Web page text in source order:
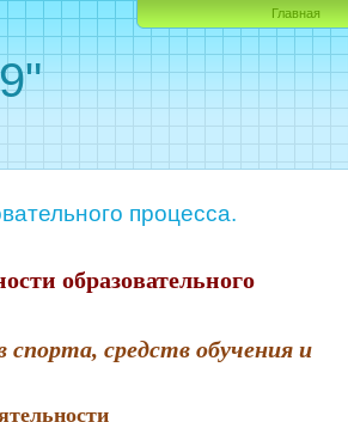
Главная
процесса.
образовательного
средств обучения и